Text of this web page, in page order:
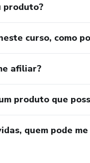
produto?
curso, como
afiliar?
produto que
quem pode